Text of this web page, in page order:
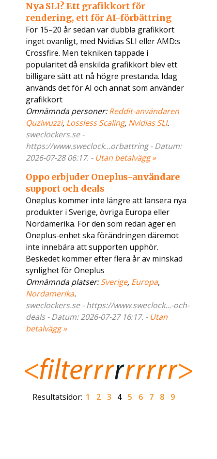
Nya SLI? Ett grafikkort för
rendering, ett för AI-förbättring
För 15–20 år sedan var dubbla grafikkort
inget ovanligt, med Nvidias SLI eller AMD:s
Crossfire. Men tekniken tappade i
popularitet då enskilda grafikkort blev ett
billigare sätt att nå högre prestanda. Idag
används det för AI och annat som använder
grafikkort
Omnämnda personer:Reddit-användaren
Quziwuzzi, Lossless Scaling, Nvidias SLI.
sweclockers.se -
https://www.sweclock...orbattring - Datum:
2026-07-28 06:17. - Utan betalvägg »
Oppo erbjuder Oneplus-användare
support och deals
Oneplus kommer inte längre att lansera nya
produkter i Sverige, övriga Europa eller
Nordamerika. För den som redan äger en
Oneplus-enhet ska förändringen däremot
inte innebära att supporten upphör.
Beskedet kommer efter flera år av minskad
synlighet för Oneplus
Omnämnda platser:Sverige, Europa,
Nordamerika.
sweclockers.se - https://www.sweclock...-och-
deals - Datum: 2026-07-27 16:17. - Utan
betalvägg »
Resultatsidor: 1 2 3 4 5 6 7 8 9